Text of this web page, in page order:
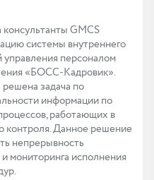
консультанты GMCS
системы внутреннего
управления персоналом
«БОСС-Кадровик».
задача по
информации по
работающих в
контроля. Данное решение
непрерывность
мониторинга исполнения